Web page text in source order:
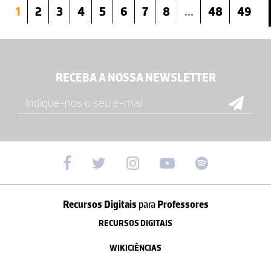
1 2 3 4 5 6 7 8 ... 48 49
RECEBA A NOSSA NEWSLETTER
Recursos Digitais paraProfessores
RECURSOS DIGITAIS
WIKICIÊNCIAS